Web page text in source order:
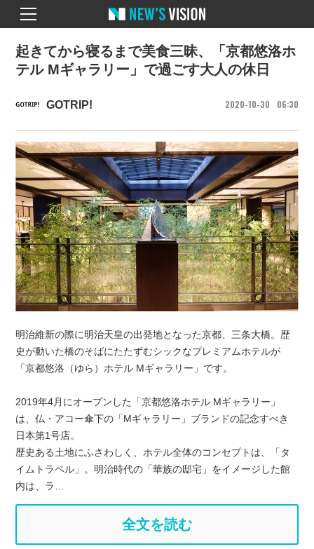
GOTRIP! 2020 10 30 06 30
起きてから寝るまで美食三昧、「京都悠洛ホ
テル Mギャラリー」で過ごす大人の休日
明治維新の際に明治天皇の出発地となった京都、三条大橋。歴
史が動いた橋のそばにたたずむシックなプレミアムホテルが
「京都悠洛（ゆら）ホテル Mギャラリー」です。
2019年4月にオープンした「京都悠洛ホテル Mギャラリー」
は、仏・アコー傘下の「Mギャラリー」ブランドの記念すべき
日本第1号店。
歴史ある土地にふさわしく、ホテル全体のコンセプトは、「タ
イムトラベル」。明治時代の「華族の邸宅」をイメージした館
内は、ラ…
全文を読む